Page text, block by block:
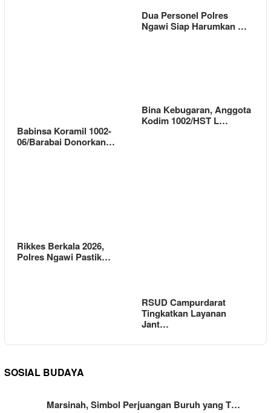
Dua Personel Polres
Ngawi Siap Harumkan …
Babinsa Koramil 1002-
06/Barabai Donorkan…
Bina Kebugaran, Anggota
Kodim 1002/HST L…
Rikkes Berkala 2026,
Polres Ngawi Pastik…
RSUD Campurdarat
Tingkatkan Layanan
Jant…
SOSIAL BUDAYA
Marsinah, Simbol Perjuangan Buruh yang T…